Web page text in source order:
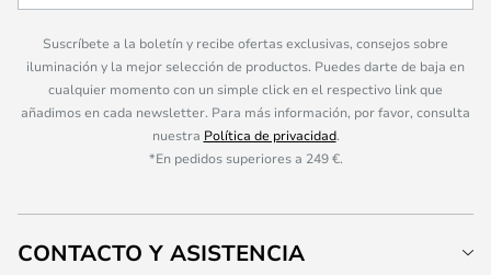
Suscríbete a la boletín y recibe ofertas exclusivas, consejos sobre
iluminación y la mejor selección de productos. Puedes darte de baja en
cualquier momento con un simple click en el respectivo link que
añadimos en cada newsletter. Para más información, por favor, consulta
nuestra Política de privacidad.
*En pedidos superiores a 249 €.
CONTACTO Y ASISTENCIA